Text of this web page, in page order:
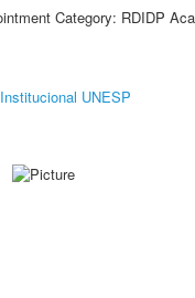
Category: RDIDP
UNESP